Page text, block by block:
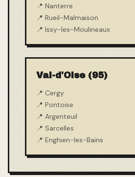
📍 Nanterre
📍 Rueil-Malmaison
📍 Issy-les-Moulineaux
Val-d'Oise (95)
📍 Cergy
📍 Pontoise
📍 Argenteuil
📍 Sarcelles
📍 Enghien-les-Bains